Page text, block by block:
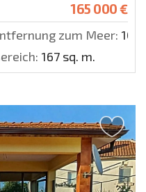
165 000 €
zum Meer:
167 sq. m.